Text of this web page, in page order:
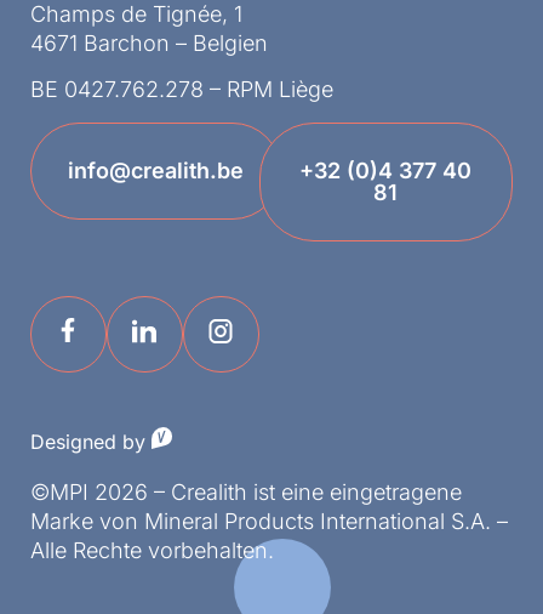
Champs de Tignée, 1
4671 Barchon – Belgien
BE 0427.762.278 – RPM Liège
info@crealith.be
+32 (0)4 377 40
81
©MPI 2026 – Crealith ist eine eingetragene
Marke von Mineral Products International S.A. –
Alle Rechte vorbehalten.
Designed by